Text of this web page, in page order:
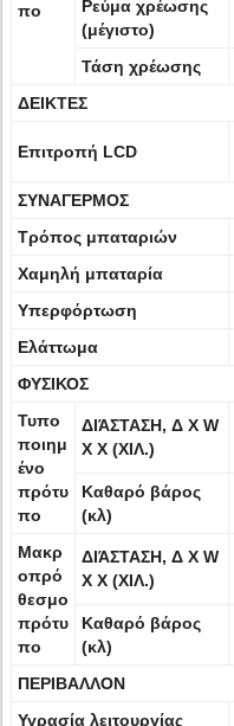
πο
Ρεύμα χρέωσης
(μέγιστο)
Τάση χρέωσης
ΔΕΙΚΤΕΣ
Επιτροπή LCD
ΣΥΝΑΓΕΡΜΟΣ
Τρόπος μπαταριών
Χαμηλή μπαταρία
Υπερφόρτωση
Ελάττωμα
ΦΥΣΙΚΟΣ
Τυπο
ποιημ
ένο
πρότυ
πο
ΔΙΆΣΤΑΣΗ, Δ Χ W
Χ Χ (ΧΙΛ.)
Καθαρό βάρος
(κλ)
Μακρ
οπρό
θεσμο
πρότυ
πο
ΔΙΆΣΤΑΣΗ, Δ Χ W
Χ Χ (ΧΙΛ.)
Καθαρό βάρος
(κλ)
ΠΕΡΙΒΑΛΛΟΝ
Υγρασία λειτουργίας